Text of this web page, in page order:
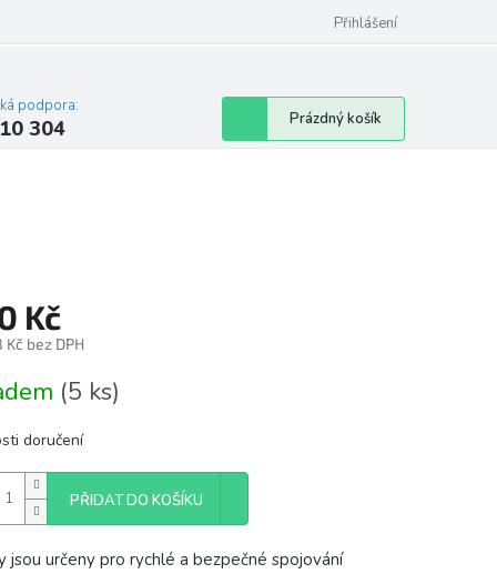
Přihlášení
podpora:
304
Nákupní
košík
Prázdný košík
Kč
Kč bez DPH
(5 ks)
doručení
PŘIDAT DO KOŠÍKU
jsou určeny pro rychlé a bezpečné spojování